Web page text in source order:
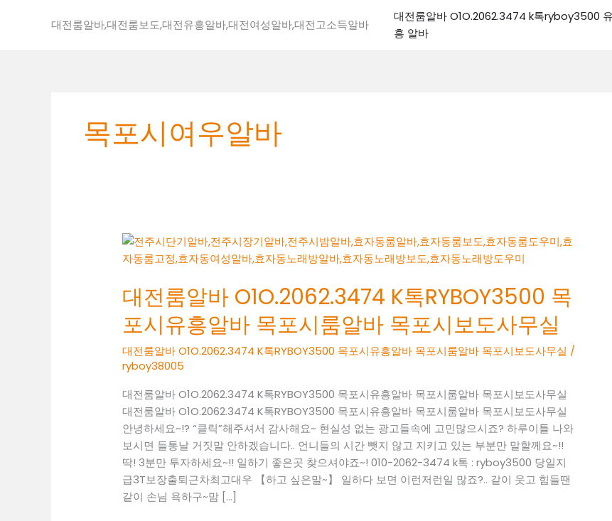
대전룸알바,대전룸보도,대전유흥알바,대전여성알바,대전고소득알바
대전룸알바 O1O.2062.3474 k톡ryboy3500
흥 알바
목포시여우알바
대전룸알바 O1O.2062.3474 K톡RYBOY3500 목
포시유흥알바 목포시룸알바 목포시보도사무실
대전룸알바 O1O.2062.3474 K톡RYBOY3500 목포시유흥알바 목포시룸알바 목포시보도사무실 /
ryboy38005
대전룸알바 O1O.2062.3474 K톡RYBOY3500 목포시유흥알바 목포시룸알바 목포시보도사무실
대전룸알바 O1O.2062.3474 K톡RYBOY3500 목포시유흥알바 목포시룸알바 목포시보도사무실
안녕하세요~!? “클릭”해주셔서 감사해요~ 현실성 없는 광고들속에 고민많으시죠? 하루이틀 나와
보시면 들통날 거짓말 안하겠습니다.. 언니들의 시간 뺏지 않고 지키고 있는 부분만 말할께요~!!
딱! 3분만 투자하세요~!! 일하기 좋은곳 찾으셔야죠~! 010-2062-3474 k톡 : ryboy3500 당일지
급3T보장출퇴근차최고대우 【하고 싶은말~】 일하다 보면 이런저런일 많죠?.. 같이 웃고 힘들땐
같이 손님 욕하구~맘 […]
대
전
알
O1O.2062.3474
톡
RYBOY3500
목
포
시
유
흥
알
바